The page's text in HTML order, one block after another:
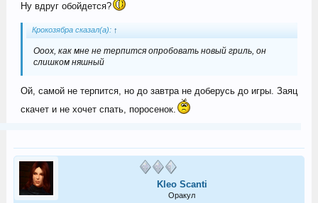
Ну вдруг обойдется?
Крокозябра сказал(а): ↑
Ооох, как мне не терпится опробовать новый гриль, он
слишком няшный
Ой, самой не терпится, но до завтра не доберусь до игры. Заяц
скачет и не хочет спать, поросенок.
Kleo Scanti
Оракул